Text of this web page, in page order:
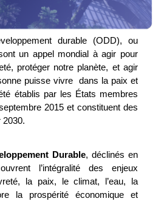
durable (ODD), ou
un appel mondial à agir pour
protéger notre planète, et agir
puisse vivre  dans la paix et
établis par les États membres
2015 et constituent des
2030.
Durable, déclinés en
l’intégralité des enjeux
la paix, le climat, l’eau, la
la prospérité économique et